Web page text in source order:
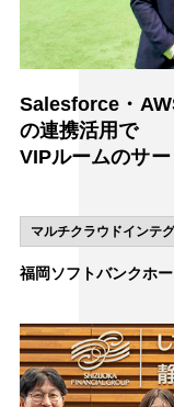
Salesforce・
の連携活用で
VIPルームのサ
マルチクラウドインテ
福岡ソフトバンクホ